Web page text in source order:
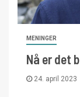
MENINGER
Nå er det
24. april 2023